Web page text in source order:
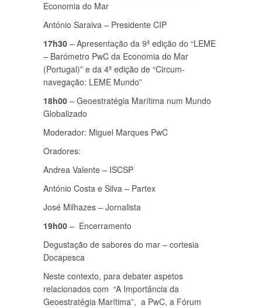
Economia do Mar
António Saraiva – Presidente CIP
17h30 – Apresentação da 9ª edição do “LEME
– Barómetro PwC da Economia do Mar
(Portugal)” e da 4ª edição de “Circum-
navegação: LEME Mundo”
18h00 – Geoestratégia Marítima num Mundo
Globalizado
Moderador: Miguel Marques PwC
Oradores:
Andrea Valente – ISCSP
António Costa e Silva – Partex
José Milhazes – Jornalista
19h00 – Encerramento
Degustação de sabores do mar – cortesia
Docapesca
Neste contexto, para debater aspetos
relacionados com “A Importância da
Geoestratégia Marítima”, a PwC, a Fórum